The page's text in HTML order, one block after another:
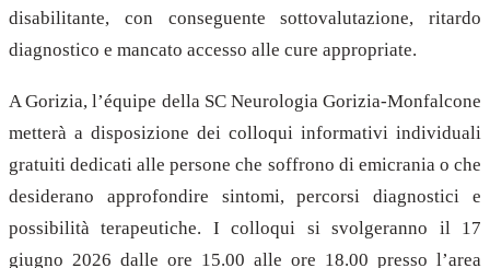
disabilitante, con conseguente sottovalutazione, ritardo
diagnostico e mancato accesso alle cure appropriate.
A Gorizia, l’équipe della SC Neurologia Gorizia-Monfalcone
metterà a disposizione dei colloqui informativi individuali
gratuiti dedicati alle persone che soffrono di emicrania o che
desiderano approfondire sintomi, percorsi diagnostici e
possibilità terapeutiche. I colloqui si svolgeranno il 17
giugno 2026 dalle ore 15.00 alle ore 18.00 presso l’area